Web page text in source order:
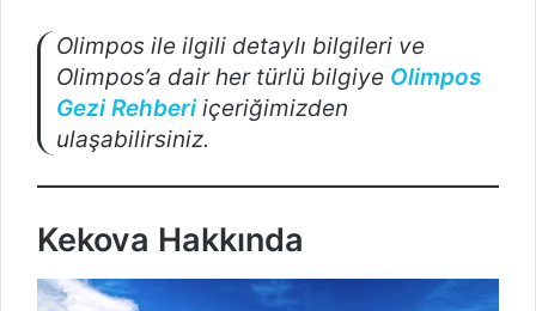
Olimpos ile ilgili detaylı bilgileri ve
Olimpos’a dair her türlü bilgiye Olimpos
Gezi Rehberi içeriğimizden
ulaşabilirsiniz.
Kekova Hakkında